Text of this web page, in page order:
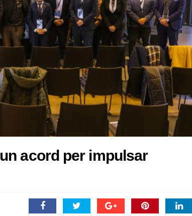
acord per impulsar